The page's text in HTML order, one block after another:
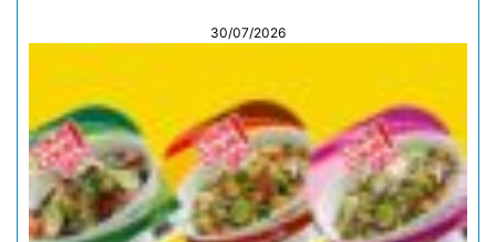
30/07/2026